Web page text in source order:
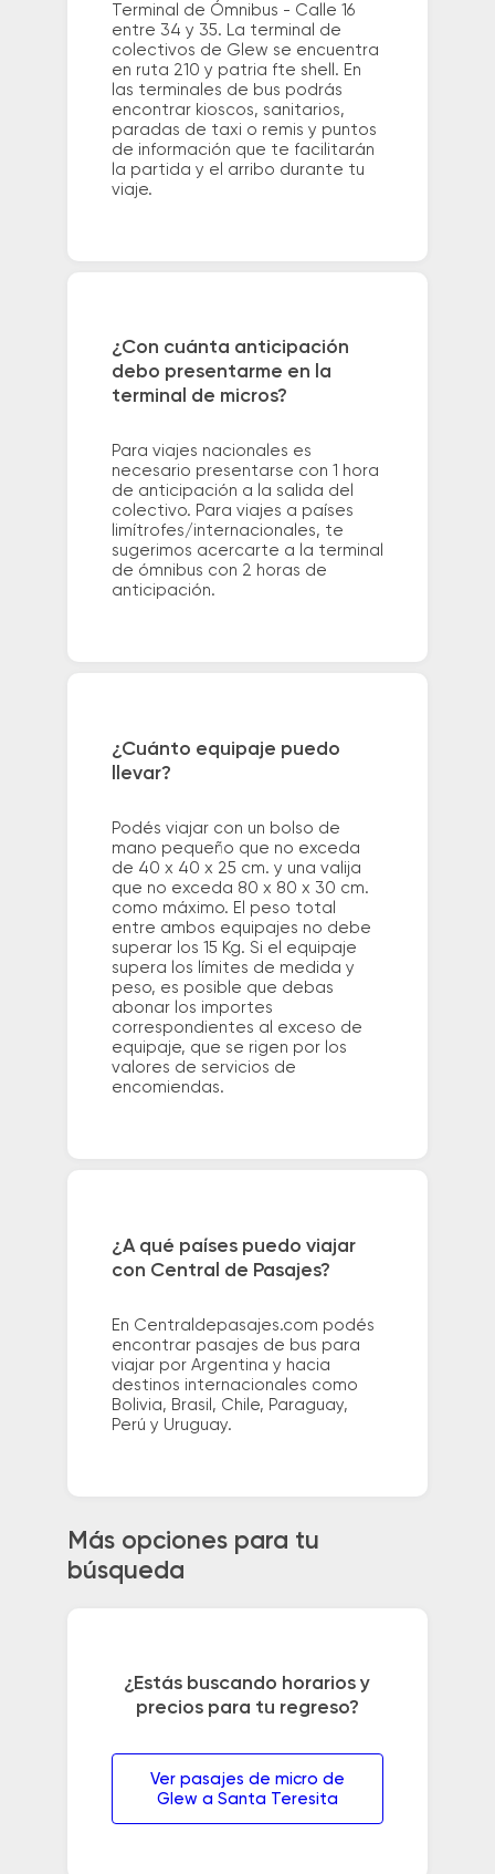
Terminal de Ómnibus - Calle 16
entre 34 y 35. La terminal de
colectivos de Glew se encuentra
en ruta 210 y patria fte shell. En
las terminales de bus podrás
encontrar kioscos, sanitarios,
paradas de taxi o remis y puntos
de información que te facilitarán
la partida y el arribo durante tu
viaje.
¿Con cuánta anticipación
debo presentarme en la
terminal de micros?
Para viajes nacionales es
necesario presentarse con 1 hora
de anticipación a la salida del
colectivo. Para viajes a países
limítrofes/internacionales, te
sugerimos acercarte a la terminal
de ómnibus con 2 horas de
anticipación.
¿Cuánto equipaje puedo
llevar?
Podés viajar con un bolso de
mano pequeño que no exceda
de 40 x 40 x 25 cm. y una valija
que no exceda 80 x 80 x 30 cm.
como máximo. El peso total
entre ambos equipajes no debe
superar los 15 Kg. Si el equipaje
supera los límites de medida y
peso, es posible que debas
abonar los importes
correspondientes al exceso de
equipaje, que se rigen por los
valores de servicios de
encomiendas.
¿A qué países puedo viajar
con Central de Pasajes?
En Centraldepasajes.com podés
encontrar pasajes de bus para
viajar por Argentina y hacia
destinos internacionales como
Bolivia, Brasil, Chile, Paraguay,
Perú y Uruguay.
Más opciones para tu
búsqueda
¿Estás buscando horarios y
precios para tu regreso?
Ver pasajes de micro de
Glew a Santa Teresita